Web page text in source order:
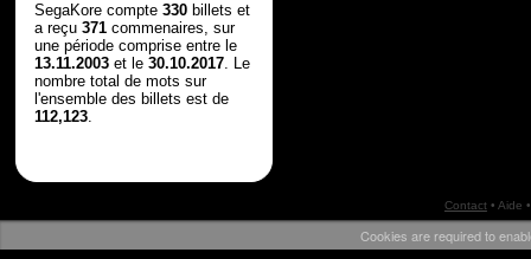
SegaKore compte 330billets et
a reçu 371commenaires, sur
une période comprise entre le
13.11.2003et le 30.10.2017. Le
nombre total de mots sur
l'ensemble des billets est de
112,123.
Contact• Aide
Cookies are required to